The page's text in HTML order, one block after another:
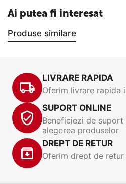
Ai putea fi interesat
Produse similare
LIVRARE RAPIDA
Oferim livrare rapida
SUPORT ONLINE
Beneficiezi de
alegerea produselor
DREPT DE RETUR
Oferim drept de retur